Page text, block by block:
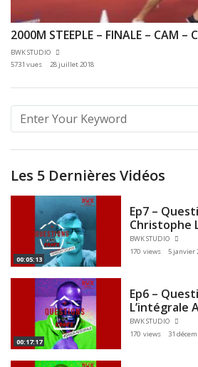
BWK STUDIO
5731 vues
28 juillet 2018
Les 5 Dernières Vidéos
00:05:13
Ep7 –
Christophe
BWK STUDIO
170 views
5 janvier
00:17:17
Ep6 –
L’intégrale
BWK STUDIO
170 views
31